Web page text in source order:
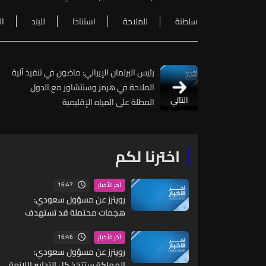
سلطنة
للملاحة استنادا للبند
التالي
رئيس البرلمان الإيراني: ماضون في تنفيذ آلية
الملاحة في هرمز وسنتشاور مع الدول
المطلة على المياه الإقليمية
اخترنا لكم
آخر الأخبار 16:47
رويترز عن مسؤول سعودي:
هجمات محتملة قد تستهدف
يشمل البنية التحتية للطاقة
والموانئ والمطارات
آخر الأخبار 16:46
رويترز عن مسؤول سعودي: